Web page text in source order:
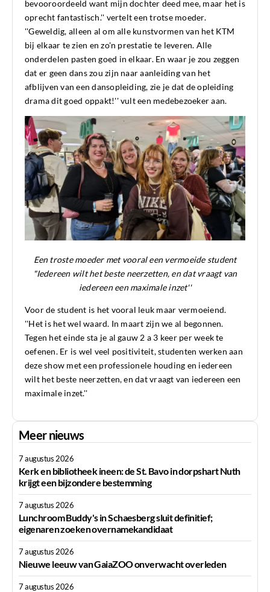
bevooroordeeld want mijn dochter deed mee, maar het is
oprecht fantastisch.'' vertelt een trotse moeder.
''Geweldig, alleen al om alle kunstvormen van het KTM
bij elkaar te zien en zo'n prestatie te leveren. Alle
onderdelen pasten goed in elkaar. En waar je zou zeggen
dat er geen dans zou zijn naar aanleiding van het
afblijven van een dansopleiding, zie je dat de opleiding
drama dit goed oppakt!'' vult een medebezoeker aan.
Een troste moeder met vooral een vermoeide student
"Iedereen wilt het beste neerzetten, en dat vraagt van
iedereen een maximale inzet''
Voor de student is het vooral leuk maar vermoeiend.
''Het is het wel waard. In maart zijn we al begonnen.
Tegen het einde sta je al gauw 2 a 3 keer per week te
oefenen. Er is wel veel positiviteit, studenten werken aan
deze show met een professionele houding en iedereen
wilt het beste neerzetten, en dat vraagt van iedereen een
maximale inzet.''
Meer nieuws
7 augustus 2026
Kerk en bibliotheek ineen: de St. Bavo in dorpshart Nuth
krijgt een bijzondere bestemming
7 augustus 2026
Lunchroom Buddy's in Schaesberg sluit definitief;
eigenaren zoeken overnamekandidaat
7 augustus 2026
Nieuwe leeuw van GaiaZOO onverwacht overleden
7 augustus 2026